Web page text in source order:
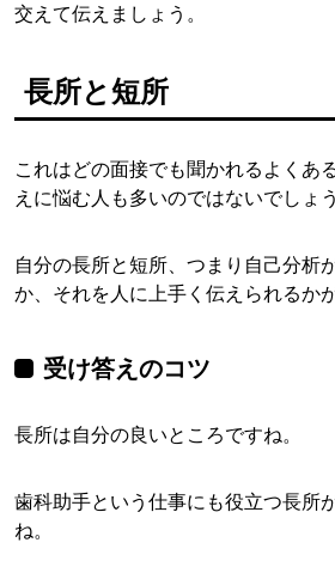
交えて伝えましょう。
長所と短所
これはどの面接でも聞かれるよくあ
えに悩む人も多いのではないでしょう
自分の長所と短所、つまり自己分析
か、それを人に上手く伝えられるか
受け答えのコツ
長所は自分の良いところですね。
歯科助手という仕事にも役立つ長所
ね。